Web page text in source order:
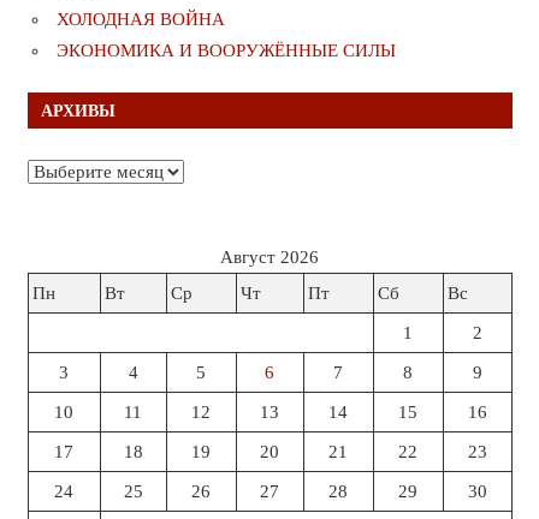
ХОЛОДНАЯ ВОЙНА
ЭКОНОМИКА И ВООРУЖЁННЫЕ СИЛЫ
АРХИВЫ
Архивы
Август 2026
Пн
Вт Ср Чт Пт Сб Вс
1 2
3 4 5 6 7 8 9
10 11 12 13 14 15 16
17 18 19 20 21 22 23
24 25 26 27 28 29 30